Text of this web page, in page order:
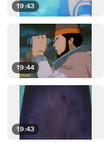
19:43
19:44
19:43